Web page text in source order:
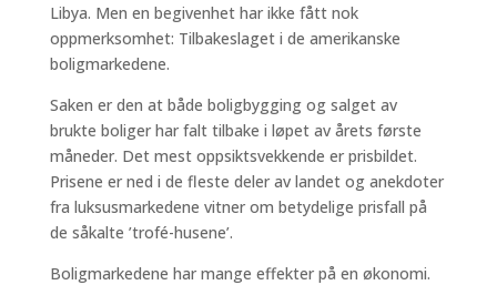
Libya. Men en begivenhet har ikke fått nok
oppmerksomhet: Tilbakeslaget i de amerikanske
boligmarkedene.
Saken er den at både boligbygging og salget av
brukte boliger har falt tilbake i løpet av årets første
måneder. Det mest oppsiktsvekkende er prisbildet.
Prisene er ned i de fleste deler av landet og anekdoter
fra luksusmarkedene vitner om betydelige prisfall på
de såkalte ’trofé-husene’.
Boligmarkedene har mange effekter på en økonomi.